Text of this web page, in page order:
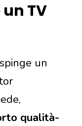
TV
un
qualità-